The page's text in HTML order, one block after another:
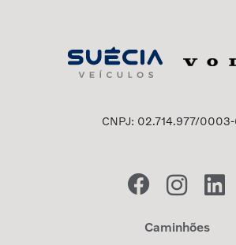
CNPJ: 02.714.977/
Caminhões